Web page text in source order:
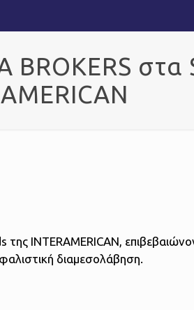
BROKERS
της INTERAMERICAN,
διαμεσολάβηση.